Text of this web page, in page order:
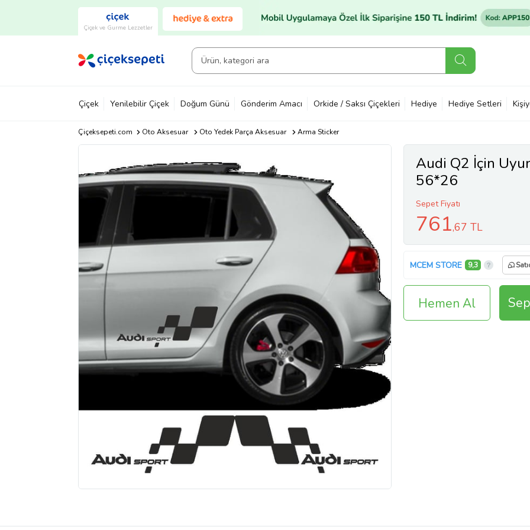
Çiçek ve Gurme Lezzetler
Çiçek Yenilebilir Çiçek Doğum Günü Gönderim Amacı Orkide / Saksı Çiçekleri Hediye Hediye Setleri
Çiçeksepeti.com Oto Aksesuar Oto Yedek Parça Aksesuar Arma Sticker
Audi Q2 İçin
56*26
Sepet Fiyatı
761,67 TL
MCEM STORE 9,3
Hemen Al